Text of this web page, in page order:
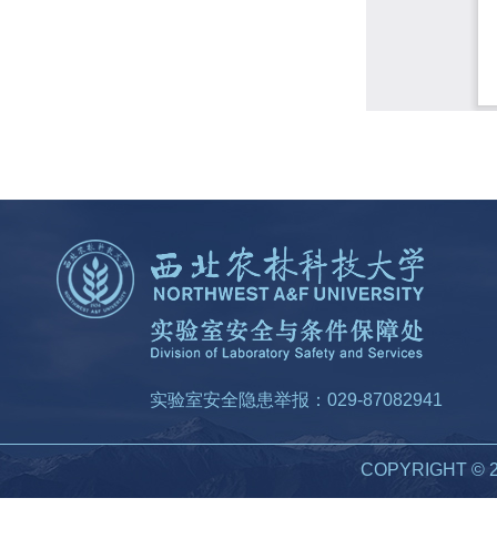
实验室安全隐患举报：029-87082941
COPYRIGHT ©